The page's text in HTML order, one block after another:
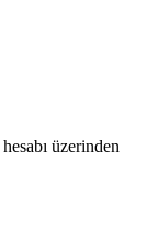
hesabı üzerinden